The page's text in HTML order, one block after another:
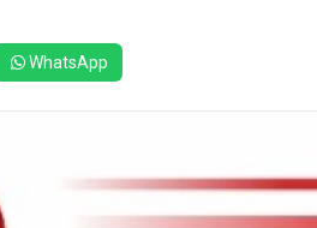
WhatsApp